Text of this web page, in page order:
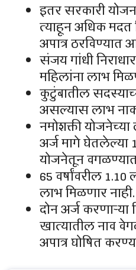
इतर सरकारी
त्याहून अधिक मदत
अपात्र
संजय गांधी
महिलांना लाभ
कुटुंबातील
असल्यास लाभ
नमोशक्ती
अर्ज मागे घेतलेल्या
योजनेतून
65 वर्षांवरील
लाभ मिळणार नाही.
दोन अर्ज
खात्यातील नाव
अपात्र घोषित